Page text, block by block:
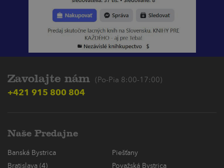
Zavolajte nám (Po-Pia 8:00-17:00)
+421 915 800 804
Naše Predajne
Banská Bystrica
Piešťany
Bratislava (4)
Považská Bystrica